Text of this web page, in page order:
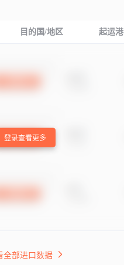
目的国/地区 起运港
登录查看更多
全部进口数据